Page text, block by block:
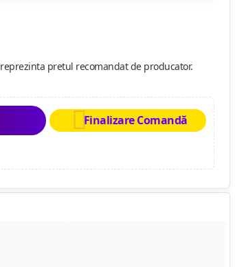
Finalizare Comandă
pretul recomandat de producator.